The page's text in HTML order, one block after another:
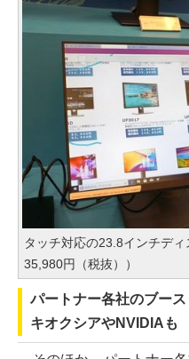
タッチ対応の23.8インチデ
35,980円（税抜））
パートナー各社のブー
キオクシアやNVIDIAも